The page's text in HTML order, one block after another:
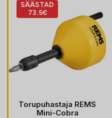
SÄÄSTAD
73.5€
Torupuhastaja REMS
Mini-Cobra